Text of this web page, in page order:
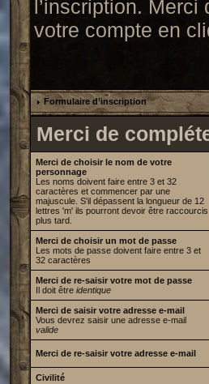
l’inscription.
votre compte en
Formulaire d’inscription
Merci de
Merci de choisir le nom de votre
personnage
Les noms doivent faire entre 3 et 32
caractères et commencer par une
majuscule. S'il dépassent la longueur de 12
lettres 'm' ils pourront devoir être raccourcis
plus tard.
Merci de choisir un mot de passe
Les mots de passe doivent faire entre 3 et
32 caractères
Merci de re-saisir votre mot de passe
Il doit être identique
Merci de saisir votre adresse e-mail
Vous devrez saisir une adresse e-mail
valide
Merci de re-saisir votre adresse e-mail
Civilité